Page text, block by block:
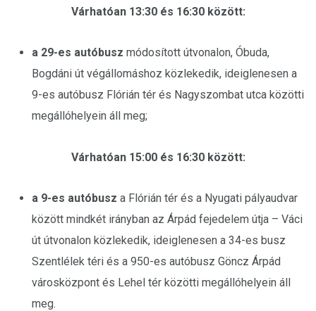
Várhatóan 13:30 és 16:30 között:
a 29-es autóbusz módosított útvonalon, Óbuda,
Bogdáni út végállomáshoz közlekedik, ideiglenesen a
9-es autóbusz Flórián tér és Nagyszombat utca közötti
megállóhelyein áll meg;
Várhatóan 15:00 és 16:30 között:
a 9-es autóbusz a Flórián tér és a Nyugati pályaudvar
között mindkét irányban az Árpád fejedelem útja – Váci
út útvonalon közlekedik, ideiglenesen a 34-es busz
Szentlélek téri és a 950-es autóbusz Göncz Árpád
városközpont és Lehel tér közötti megállóhelyein áll
meg.